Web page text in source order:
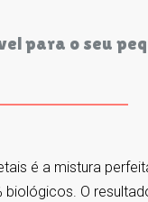
para o seu
é a mistura
O